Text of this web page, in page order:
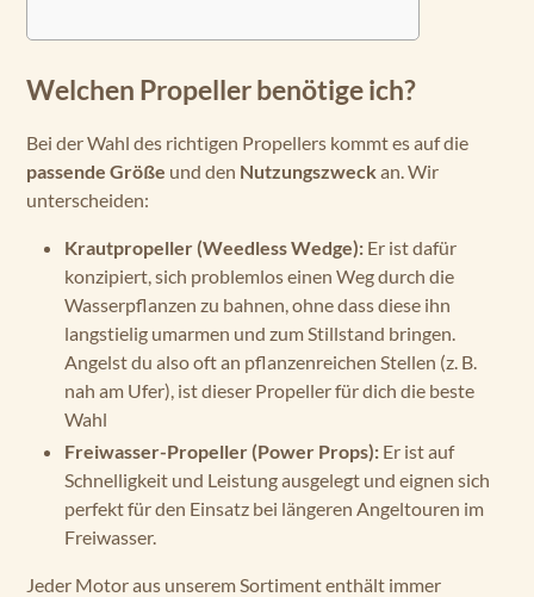
Welchen Propeller benötige ich?
Bei der Wahl des richtigen Propellers kommt es auf die
passende Größe und den Nutzungszweckan. Wir
unterscheiden:
Krautpropeller (Weedless Wedge): Er ist dafür
konzipiert, sich problemlos einen Weg durch die
Wasserpflanzen zu bahnen, ohne dass diese ihn
langstielig umarmen und zum Stillstand bringen.
Angelst du also oft an pflanzenreichen Stellen (z. B.
nah am Ufer), ist dieser Propeller für dich die beste
Wahl
Freiwasser-Propeller (Power Props): Er ist auf
Schnelligkeit und Leistung ausgelegt und eignen sich
perfekt für den Einsatz bei längeren Angeltouren im
Freiwasser.
Jeder Motor aus unserem Sortiment enthält immer